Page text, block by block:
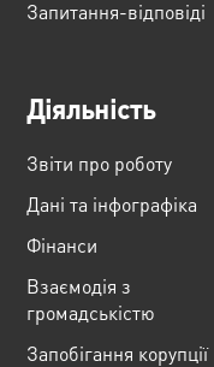
Запитання-відповіді
Діяльність
Звіти про роботу
Дані та інфографіка
Фінанси
Взаємодія з
громадськістю
Запобігання корупції